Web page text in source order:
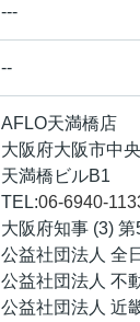
---
--
AFLO天満橋店
大阪府大阪市中
天満橋ビルB1
TEL:06-6940-
大阪府知事 (3)
公益社団法人 全
公益社団法人 不
公益社団法人 近